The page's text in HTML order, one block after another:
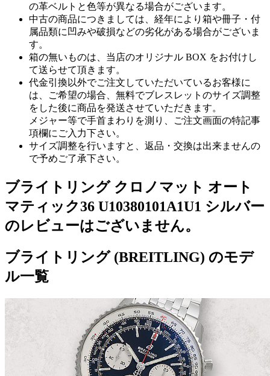
の革ベルトと色等が異なる場合がございます。
中古の商品につきましては、経年により箱や冊子・付
属品類に凹みや破損などの劣化がある場合がございま
す。
箱の無いものは、当店のオリジナル BOX をお付けし
て送らせて頂きます。
代金引換以外でご注文していただいているお客様に
は、ご希望の場合、無料でブレスレットのサイズ調整
をした後に商品を発送させていただきます。
メジャー等で手首まわりを測り、ご注文画面の特記事
項欄にご入力下さい。
サイズ調整を行いますと、返品・交換は出来ませんの
で予めご了承下さい。
ブライトリング クロノマット オート
マティック36 U10380101A1U1 シルバー
のレビューはございません。
ブライトリング (BREITLING) のモデ
ル一覧